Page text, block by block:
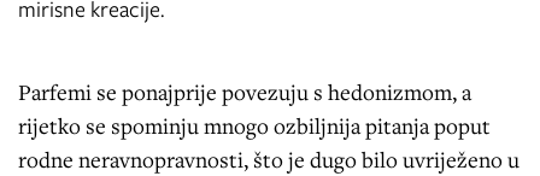
mirisne kreacije.
Parfemi se ponajprije povezuju s hedonizmom, a
rijetko se spominju mnogo ozbiljnija pitanja poput
rodne neravnopravnosti, što je dugo bilo uvriježeno u